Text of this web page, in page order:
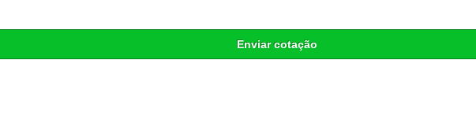
Enviar cotação